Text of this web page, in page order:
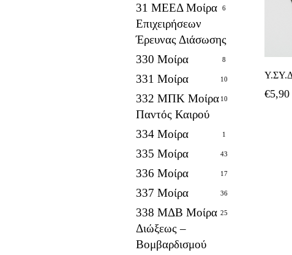
31 ΜΕΕΔ Μοίρα
Επιχειρήσεων
Έρευνας Διάσωσης
6
330 Μοίρα 8
331 Μοίρα 10
332 ΜΠΚ Μοίρα
Παντός Καιρού
10
334 Μοίρα 1
335 Μοίρα 43
336 Μοίρα 17
337 Μοίρα 36
338 ΜΔΒ Μοίρα
Διώξεως –
Βομβαρδισμού
25
€5,90